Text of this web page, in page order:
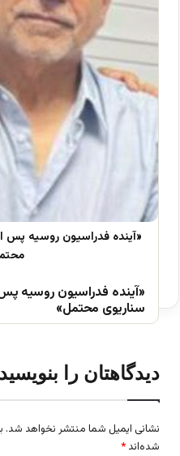
«آینده فدراسیون روسیه
سناریوی محتمل»
دیدگاهتان را بنویسید
نشانی ایمیل شما منتشر نخواهد شد.
شده‌اند *